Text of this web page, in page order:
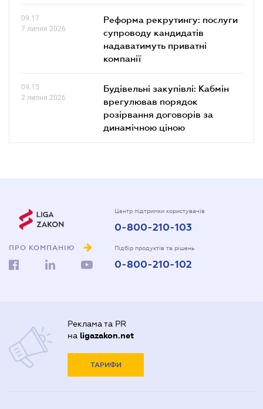
09.17
7 липня 2026
Реформа рекрутингу: послуги
супроводу кандидатів
надаватимуть приватні
компанії
09.15
2 липня 2026
Будівельні закупівлі: Кабмін
врегулював порядок
розірвання договорів за
динамічною ціною
ПРО КОМПАНІЮ
Центр підтримки користувачів
0-800-210-103
Підбір продуктів та рішень
0-800-210-102
Реклама та PR
на ligazakon.net
ТАРИФИ